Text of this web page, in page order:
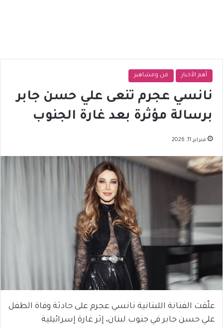
أهم الأخبار فن ومشاهير
نانسي عجرم تنعى علي حسن جابر
برسالة مؤثرة بعد غارة الجنوب
فبراير 11, 2026
علّقت الفنانة اللبنانية نانسي عجرم على حادثة وفاة الطفل
علي حسن جابر في جنوب لبنان، إثر غارة إسرائيلية